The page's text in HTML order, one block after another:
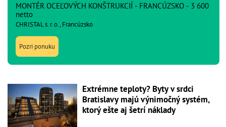
MONTÉR OCEĽOVÝCH KONŠTRUKCIÍ - FRANCÚZSKO - 3 600
netto
CHRISTAL s. r. o., Francúzsko
Pozri ponuku
Extrémne teploty? Byty v srdci
Bratislavy majú výnimočný systém,
ktorý ešte aj šetrí náklady